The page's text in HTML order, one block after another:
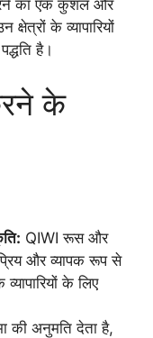
का एक कुशल और
के व्यापारियों
है।
के
QIWI रूस और
और व्यापक रूप से
के लिए
की अनुमति देता है,